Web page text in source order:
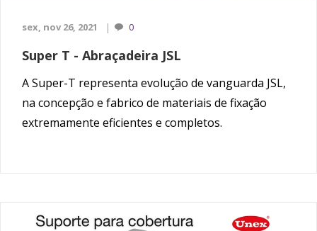
sex, nov 26, 2021 0
Super T - Abraçadeira JSL
A Super-T representa evolução de vanguarda JSL,
na concepção e fabrico de materiais de fixação
extremamente eficientes e completos.